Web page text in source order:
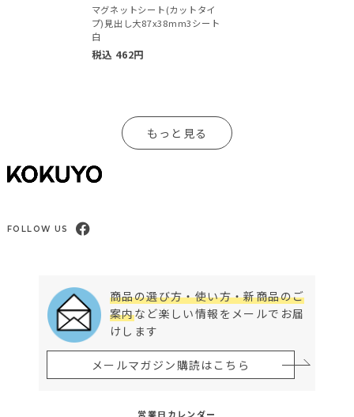
マグネットシート(カットタイ
プ)見出し大87x38mm3シート
白
税込 462円
もっと見る
FOLLOW US
商品の選び方・使い方・新商品のご
案内など楽しい情報をメールでお届
けします
メールマガジン購読はこちら
営業日カレンダー